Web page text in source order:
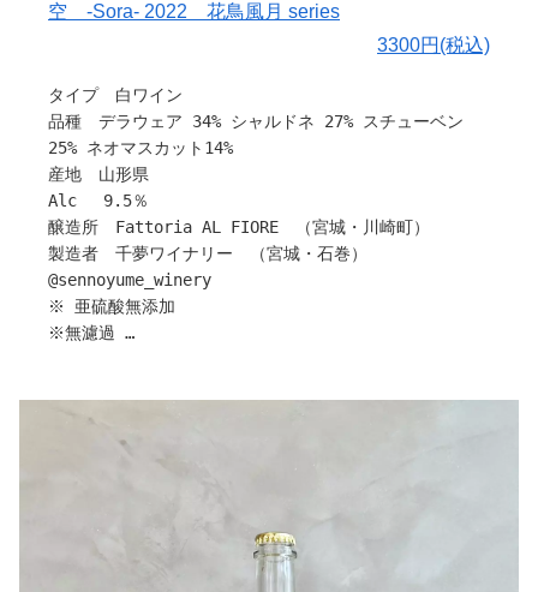
醸造期間の後半、上山市秋葉さんの素晴らしい完熟した
MBAを除梗し、3日間のスキンコンタクト。
同じく山形県高畠町の大野さんの完熟メルローを一緒にダ
イレクトプレスし、合わせて発酵。
First vintage2021の「風-Kaze-」とはまた違う顔をの
ぞかせてくれる葡萄たち。
2022の「風-Kaze-」は軽めなroséですが、アッサンブラ
ージュではなく、もともと相性の良い果実感
満載のMBAとメルローを一緒に発酵させることで、より一
体感を求めた仕上がりになります。
〇味わいについて
MBA由来のラズベリーを感じる香りや、メルローのドライ
2024年頃まで少しお待ちいただくのも良いでしょう。
空 ‐Sora- 2022 花鳥風月 series
3300円(税込)
タイプ 白ワイン
品種 デラウェア 34% シャルドネ 27% スチューベン
25% ネオマスカット14%
産地 山形県
Alc 9.5％
醸造所 Fattoria AL FIORE （宮城・川崎町）
製造者 千夢ワイナリー （宮城・石巻）
@sennoyume_winery
※ 亜硫酸無添加
※無濾過
グラスを近づけるとネオマスカットのフルーティーな香り
暑い日にキンキンに冷やしてシャープに楽しんで頂きたい